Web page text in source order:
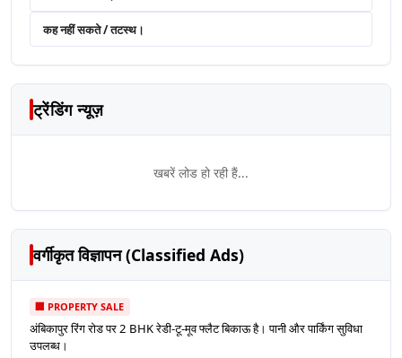
कह नहीं सकते / तटस्थ।
ट्रेंडिंग न्यूज़
खबरें लोड हो रही हैं...
वर्गीकृत विज्ञापन (Classified Ads)
🏢 PROPERTY SALE
अंबिकापुर रिंग रोड पर 2 BHK रेडी-टू-मूव फ्लैट बिकाऊ है। पानी और पार्किंग सुविधा
उपलब्ध।